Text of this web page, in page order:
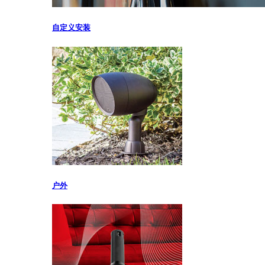
自定义安装
户外